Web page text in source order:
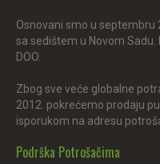
Osnovani smo u septembru
sa sedištem u Novom
DOO.
Zbog sve veće globalne
2012. pokrećemo prodaju
isporukom na adresu
Podrška Potrošačima